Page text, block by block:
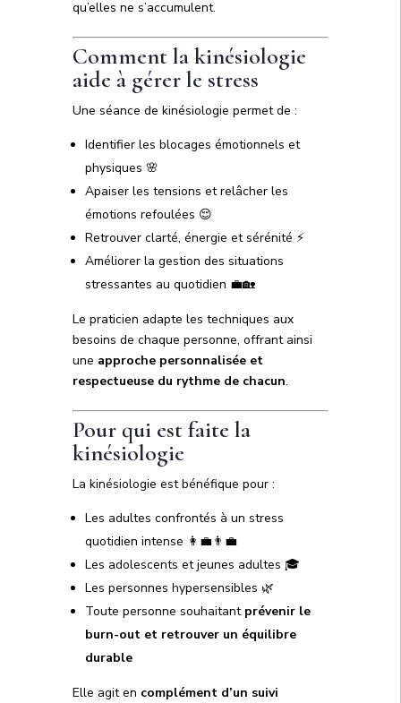
qu’elles ne s’accumulent.
Comment la kinésiologie
aide à gérer le stress
Une séance de kinésiologie permet de :
Identifier les blocages émotionnels et
physiques 🌸
Apaiser les tensions et relâcher les
émotions refoulées 😌
Retrouver clarté, énergie et sérénité ⚡
Améliorer la gestion des situations
stressantes au quotidien 💼🏡
Le praticien adapte les techniques aux
besoins de chaque personne, offrant ainsi
une approche personnalisée et
respectueuse du rythme de chacun.
Pour qui est faite la
kinésiologie
La kinésiologie est bénéfique pour :
Les adultes confrontés à un stress
quotidien intense 👩‍💼👨‍💼
Les adolescents et jeunes adultes 🎓
Les personnes hypersensibles 🌿
Toute personne souhaitant prévenir le
burn-out et retrouver un équilibre
durable
Elle agit en complément d’un suivi